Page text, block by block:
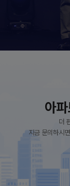
아
더
지금 문의하시